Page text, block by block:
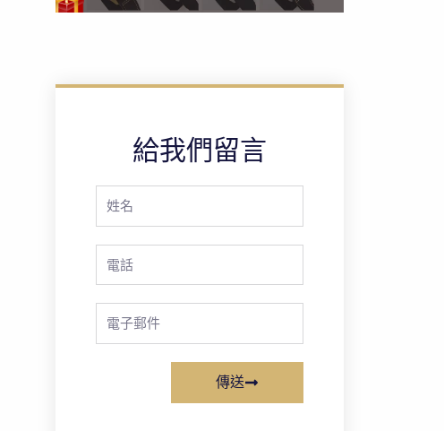
給我們留言
Full
Phone
Email
傳送